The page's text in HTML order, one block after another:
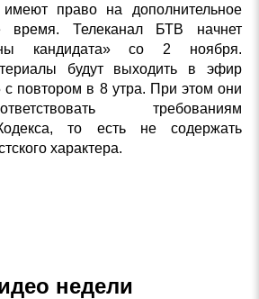
право на дополнительное
время. Телеканал БТВ начнет
кандидата» со 2 ноября.
будут выходить в эфир
повтором в 8 утра. При этом они
требованиям
то есть не содержать
характера.
недели